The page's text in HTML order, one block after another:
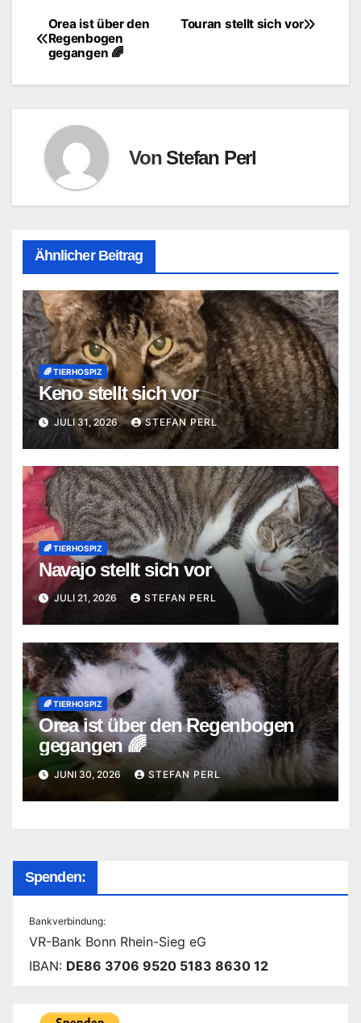
Beitragsnavigation
Touran stellt sich vor
Orea ist über den
Regenbogen
gegangen 🌈
VonStefan Perl
Ähnlicher Beitrag
🌈 TIERHOSPIZ
Keno stellt sich vor
JULI 31, 2026 STEFAN PERL
🌈 TIERHOSPIZ
Navajo stellt sich vor
JULI 21, 2026 STEFAN PERL
🌈 TIERHOSPIZ
Orea ist über den Regenbogen
gegangen 🌈
JUNI 30, 2026 STEFAN PERL
Spenden:
Bankverbindung:
VR-Bank Bonn Rhein-Sieg eG
IBAN: DE86 3706 9520 5183 8630 12